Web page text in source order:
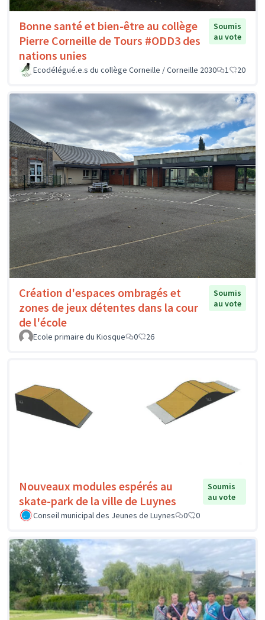
Bonne santé et bien-être au collège
Pierre Corneille de Tours #ODD3 des
nations unies
Soumis
au vote
Ecodélégué.e.s du collège Corneille / Corneille 2030 1 20
Création d'espaces ombragés et
zones de jeux détentes dans la cour
de l'école
Soumis
au vote
Ecole primaire du Kiosque 0 26
Nouveaux modules espérés au
skate-park de la ville de Luynes
Soumis
au vote
Conseil municipal des Jeunes de Luynes
0 0